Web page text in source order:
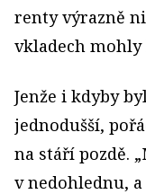
renty výrazně
vkladech mohly
Jenže i kdyby
jednodušší,
na stáří pozdě.
v nedohlednu,